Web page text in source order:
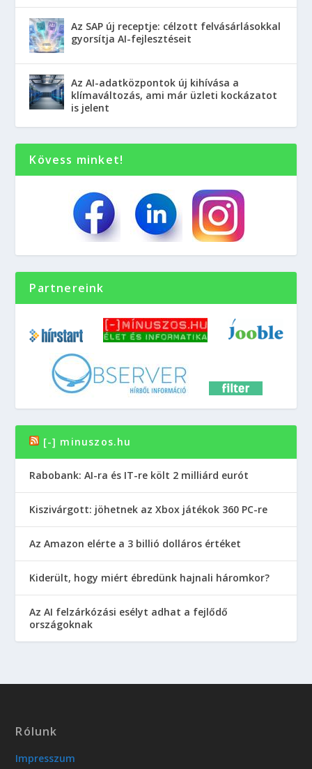
Az SAP új receptje: célzott felvásárlásokkal
gyorsítja AI-fejlesztéseit
Az AI-adatközpontok új kihívása a
klímaváltozás, ami már üzleti kockázatot
is jelent
Kövess minket!
Partnereink
[-] minuszos.hu
Rabobank: AI-ra és IT-re költ 2 milliárd eurót
Kiszivárgott: jöhetnek az Xbox játékok 360 PC-re
Az Amazon elérte a 3 billió dolláros értéket
Kiderült, hogy miért ébredünk hajnali háromkor?
Az AI felzárkózási esélyt adhat a fejlődő
országoknak
Rólunk
Impresszum